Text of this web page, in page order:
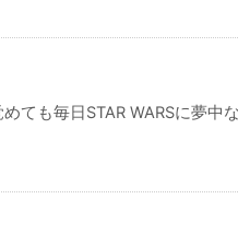
ても毎日STAR WARSに夢中